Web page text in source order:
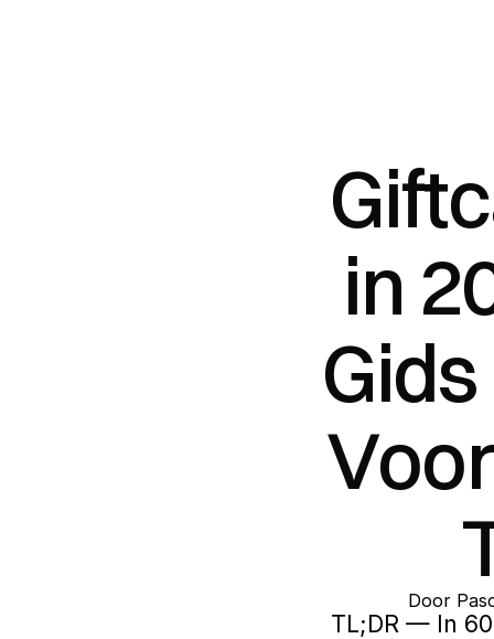
in
Door
TL;DR — In